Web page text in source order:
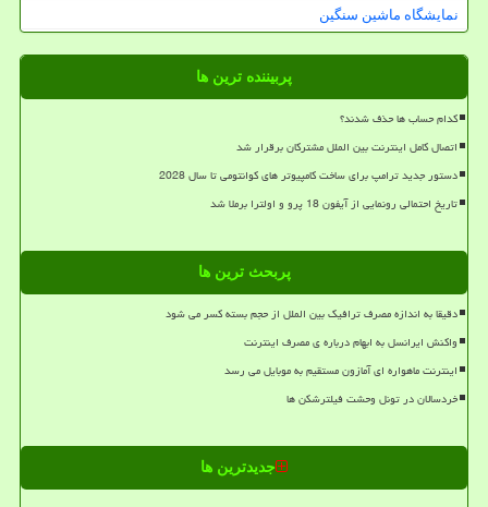
نمایشگاه ماشین سنگین
پربیننده ترین ها
کدام حساب ها حذف شدند؟
اتصال کامل اینترنت بین الملل مشترکان برقرار شد
دستور جدید ترامپ برای ساخت کامپیوتر های کوانتومی تا سال 2028
تاریخ احتمالی رونمایی از آیفون 18 پرو و اولترا برملا شد
پربحث ترین ها
دقیقا به اندازه مصرف ترافیک بین الملل از حجم بسته کسر می شود
واکنش ایرانسل به ابهام درباره ی مصرف اینترنت
اینترنت ماهواره ای آمازون مستقیم به موبایل می رسد
خردسالان در تونل وحشت فیلترشکن ها
جدیدترین ها